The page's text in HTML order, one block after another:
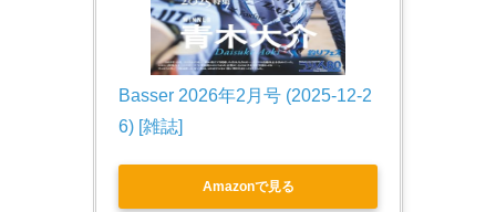
Basser 2026年2月号 (2025-12-2
6) [雑誌]
Amazonで見る